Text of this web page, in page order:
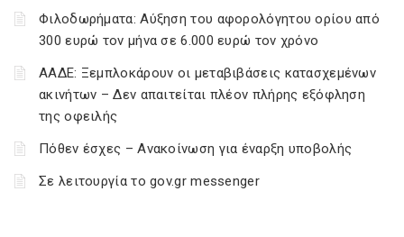
Φιλοδωρήματα: Αύξηση του αφορολόγητου ορίου από
300 ευρώ τον μήνα σε 6.000 ευρώ τον χρόνο
ΑΑΔΕ: Ξεμπλοκάρουν οι μεταβιβάσεις κατασχεμένων
ακινήτων – Δεν απαιτείται πλέον πλήρης εξόφληση
της οφειλής
Πόθεν έσχες – Ανακοίνωση για έναρξη υποβολής
Σε λειτουργία το gov.gr messenger